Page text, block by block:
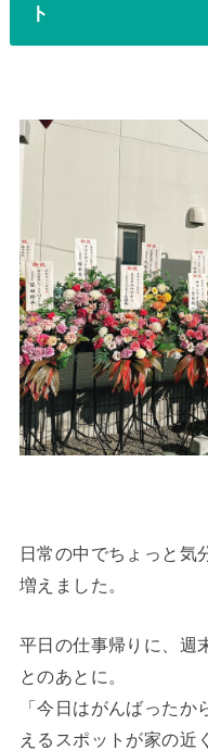
ト
日常の中でちょっと気
増えました。
平日の仕事帰りに、週
とのあとに。
「今日はがんばった
えるスポットが家の近